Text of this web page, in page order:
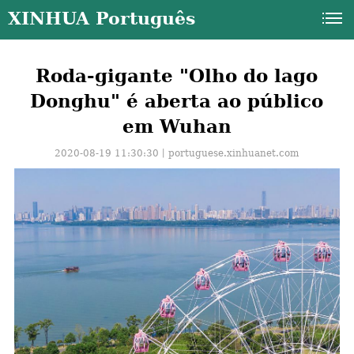
XINHUA Português
Roda-gigante "Olho do lago
Donghu" é aberta ao público
em Wuhan
2020-08-19 11:30:30丨portuguese.xinhuanet.com